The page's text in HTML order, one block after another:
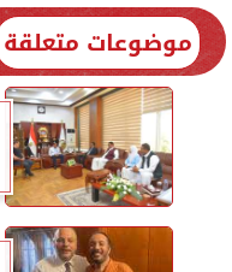
موضوعات متعلقة